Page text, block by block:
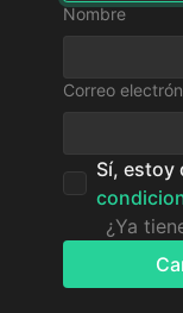
Nombre
Correo
Sí, estoy
¿Ya